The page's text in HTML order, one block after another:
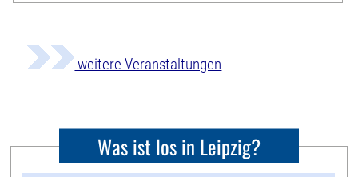
weitere Veranstaltungen
Was ist los in Leipzig?